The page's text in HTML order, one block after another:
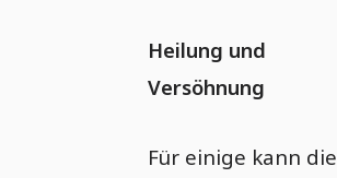
Heilung und
Versöhnung
Für einige kann die